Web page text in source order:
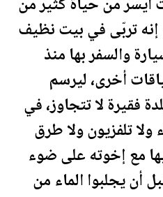
إنه تربّى في بيت نظيف
والسفر بها منذ
أخرى، ليرسم
فقيرة لا تتجاوز، في
تلفزيون ولا طرق
مع إخوته على ضوء
أن يجلبوا الماء من